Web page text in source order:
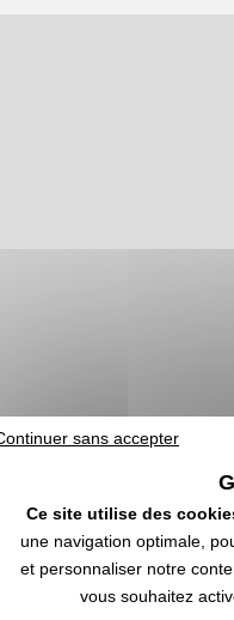
|
sans accepter
Ce site utilise des
une navigation optimale,
et personnaliser notre
vous souhaitez